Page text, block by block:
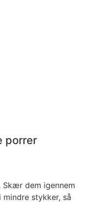
porrer
Skær dem igennem
stykker, så